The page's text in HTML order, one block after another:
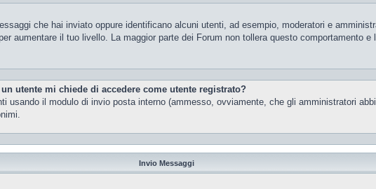
che hai inviato oppure identificano alcuni utenti, ad esempio, moderatori e
aumentare il tuo livello. La maggior parte dei Forum non tollera questo comportamento
utente mi chiede di accedere come utente registrato?
usando il modulo di invio posta interno (ammesso, ovviamente, che gli amministratori
Invio Messaggi